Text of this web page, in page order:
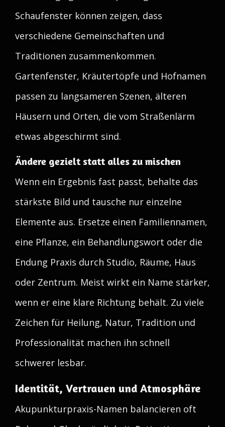
Schaufenster können zeigen, dass
verschiedene Gemeinschaften und
Traditionen zusammenkommen.
Gartenfenster, Kräutertöpfe und Hofnamen
passen zu langsameren Szenen, älteren
Häusern und Orten, die vom Straßenlärm
etwas abgeschirmt sind.
Ändere gezielt statt alles zu mischen
Wenn ein Ergebnis fast passt, behalte das
stärkste Bild und tausche nur einzelne
Elemente aus. Ersetze einen Familiennamen,
eine Pflanze, ein Behandlungswort oder die
Endung Praxis durch Studio, Räume, Haus
oder Zentrum. Meist wirkt ein Name stärker,
wenn er eine klare Richtung behält. Zu viele
Zeichen für Heilung, Natur, Tradition und
Professionalität machen ihn schnell
schwerer lesbar.
Identität, Vertrauen und Atmosphäre
Akupunkturpraxis-Namen balancieren oft